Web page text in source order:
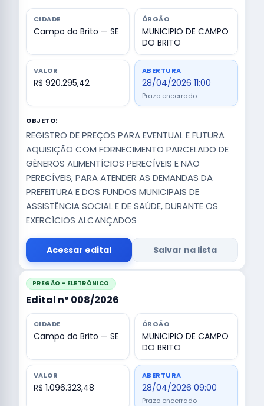
CIDADE
Campo do Brito — SE
ÓRGÃO
MUNICIPIO DE CAMPO
DO BRITO
VALOR
R$ 920.295,42
ABERTURA
28/04/2026 11:00
Prazo encerrado
OBJETO:
REGISTRO DE PREÇOS PARA EVENTUAL E FUTURA
AQUISIÇÃO COM FORNECIMENTO PARCELADO DE
GÊNEROS ALIMENTÍCIOS PERECÍVEIS E NÃO
PERECÍVEIS, PARA ATENDER AS DEMANDAS DA
PREFEITURA E DOS FUNDOS MUNICIPAIS DE
ASSISTÊNCIA SOCIAL E DE SAÚDE, DURANTE OS
EXERCÍCIOS ALCANÇADOS
Acessar edital Salvar na lista
PREGÃO - ELETRÔNICO
Edital nº 008/2026
CIDADE
Campo do Brito — SE
ÓRGÃO
MUNICIPIO DE CAMPO
DO BRITO
VALOR
R$ 1.096.323,48
ABERTURA
28/04/2026 09:00
Prazo encerrado